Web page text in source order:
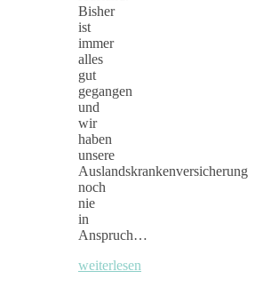
Bisher
ist
immer
alles
gut
gegangen
und
wir
haben
unsere
Auslandskrankenversicherung
noch
nie
in
Anspruch…
weiterlesen